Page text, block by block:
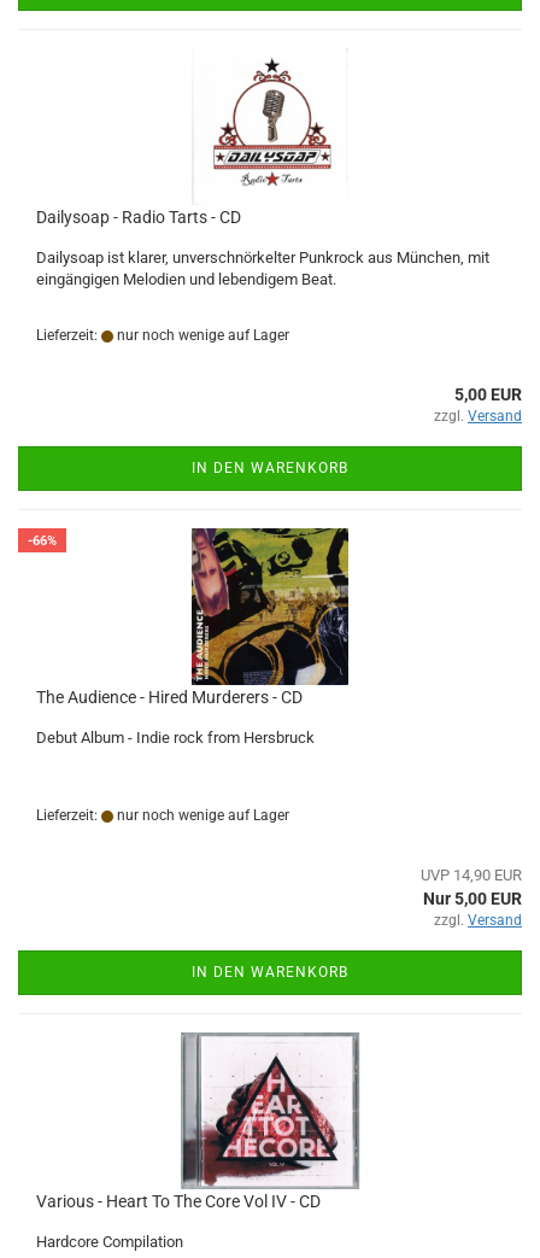
Dailysoap - Radio Tarts - CD
Dailysoap ist klarer, unverschnörkelter Punkrock aus München, mit
eingängigen Melodien und lebendigem Beat.
Lieferzeit: nur noch wenige auf Lager
5,00 EUR
zzgl. Versand
IN DEN WARENKORB
-66%
The Audience - Hired Murderers - CD
Debut Album - Indie rock from Hersbruck
Lieferzeit: nur noch wenige auf Lager
UVP 14,90 EUR
Nur 5,00 EUR
zzgl. Versand
IN DEN WARENKORB
Various - Heart To The Core Vol IV - CD
Hardcore Compilation